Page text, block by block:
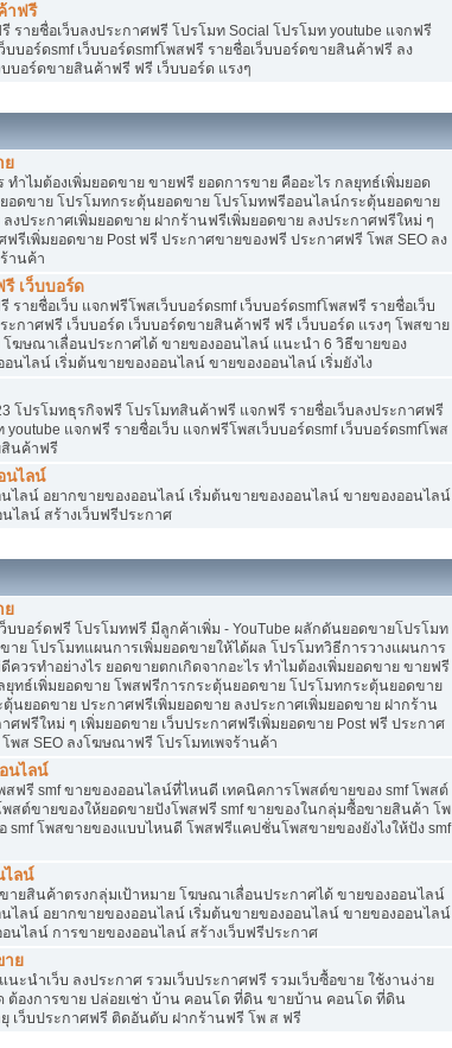
าฟรี
รายชื่อเว็บลงประกาศฟรี โปรโมท Social โปรโมท youtube แจกฟรี
บบอร์ดsmf เว็บบอร์ดsmfโพสฟรี รายชื่อเว็บบอร์ดขายสินค้าฟรี ลง
บอร์ดขายสินค้าฟรี ฟรี เว็บบอร์ด แรงๆ
ย
ทำไมต้องเพิ่มยอดขาย ขายฟรี ยอดการขาย คืออะไร กลยุทธ์เพิ่มยอด
อดขาย โปรโมทกระตุ้นยอดขาย โปรโมทฟรีออนไลน์กระตุ้นยอดขาย
งประกาศเพิ่มยอดขาย ฝากร้านฟรีเพิ่มยอดขาย ลงประกาศฟรีใหม่ ๆ
ฟรีเพิ่มยอดขาย Post ฟรี ประกาศขายของฟรี ประกาศฟรี โพส SEO ลง
านค้า
เว็บบอร์ด
รายชื่อเว็บ แจกฟรีโพสเว็บบอร์ดsmf เว็บบอร์ดsmfโพสฟรี รายชื่อเว็บ
กาศฟรี เว็บบอร์ด เว็บบอร์ดขายสินค้าฟรี ฟรี เว็บบอร์ด แรงๆ โพสขาย
โฆษณาเลื่อนประกาศได้ ขายของออนไลน์ แนะนำ 6 วิธีขายของ
นไลน์ เริ่มต้นขายของออนไลน์ ขายของออนไลน์ เริ่มยังไง
โปรโมทธุรกิจฟรี โปรโมทสินค้าฟรี แจกฟรี รายชื่อเว็บลงประกาศฟรี
youtube แจกฟรี รายชื่อเว็บ แจกฟรีโพสเว็บบอร์ดsmf เว็บบอร์ดsmfโพส
สินค้าฟรี
นไลน์
ไลน์ อยากขายของออนไลน์ เริ่มต้นขายของออนไลน์ ขายของออนไลน์
นไลน์ สร้างเว็บฟรีประกาศ
ย
ว็บบอร์ดฟรี โปรโมทฟรี มีลูกค้าเพิ่ม - YouTube ผลักดันยอดขายโปรโมท
ย โปรโมทแผนการเพิ่มยอดขายให้ได้ผล โปรโมทวิธีการวางแผนการ
ควรทำอย่างไร ยอดขายตกเกิดจากอะไร ทำไมต้องเพิ่มยอดขาย ขายฟรี
ยุทธ์เพิ่มยอดขาย โพสฟรีการกระตุ้นยอดขาย โปรโมทกระตุ้นยอดขาย
นยอดขาย ประกาศฟรีเพิ่มยอดขาย ลงประกาศเพิ่มยอดขาย ฝากร้าน
ศฟรีใหม่ ๆ เพิ่มยอดขาย เว็บประกาศฟรีเพิ่มยอดขาย Post ฟรี ประกาศ
พส SEO ลงโฆษณาฟรี โปรโมทเพจร้านค้า
นไลน์
สฟรี smf ขายของออนไลน์ที่ไหนดี เทคนิคการโพสต์ขายของ smf โพสต์
สต์ขายของให้ยอดขายปังโพสฟรี smf ขายของในกลุ่มซื้อขายสินค้า โพ
smf โพสขายของแบบไหนดี โพสฟรีแคปชั่นโพสขายของยังไงให้ปัง smf
ไลน์
ายสินค้าตรงกลุ่มเป้าหมาย โฆษณาเลื่อนประกาศได้ ขายของออนไลน์
ไลน์ อยากขายของออนไลน์ เริ่มต้นขายของออนไลน์ ขายของออนไลน์
อนไลน์ การขายของออนไลน์ สร้างเว็บฟรีประกาศ
าย
ะนำเว็บ ลงประกาศ รวมเว็บประกาศฟรี รวมเว็บซื้อขาย ใช้งานง่าย
ต้องการขาย ปล่อยเช่า บ้าน คอนโด ที่ดิน ขายบ้าน คอนโด ที่ดิน
เว็บประกาศฟรี ติดอันดับ ฝากร้านฟรี โพ ส ฟรี